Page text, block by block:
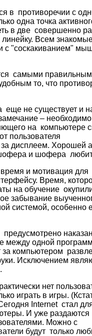
в противоречии с
одна точка
в две совершенно
Всем
с "соскакиванием"
самыми
то, что
еще не существует и
– необходимо
на компьютере
пользователя
дисплеем. Хорошей
и шофера
и мотивация для
Время,
на обучение
забывание
системой, особенно
между одной
компьютером
Исключением
нет
играть в игры.
Internet стал
И уже раздаются
Можно с
будут только